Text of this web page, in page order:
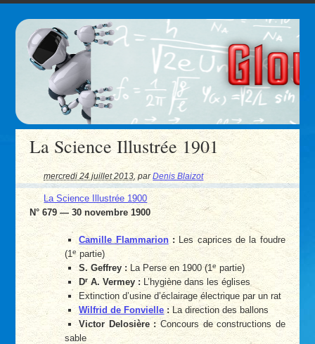
La Science Illustrée 1901
mercredi 24 juillet 2013 ,parDenis Blaizot
La Science Illustrée 1900
N° 679 — 30 novembre 1900
Camille Flammarion: Les caprices de la foudre
(1e partie)
S. Geffrey :La Perse en 1900 (1e partie)
Dr A. Vermey : L’hygiène dans les églises
Extinction d’usine d’éclairage électrique par un rat
Wilfrid de Fonvielle: La direction des ballons
Victor Delosière :Concours de constructions de
sable